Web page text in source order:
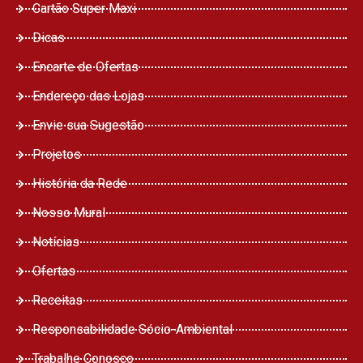
Cartão Super Maxi
Dicas
Encarte de Ofertas
Endereço das Lojas
Envie sua Sugestão
Projetos
História da Rede
Nosso Mural
Notícias
Ofertas
Receitas
Responsabilidade Sócio-Ambiental
Trabalhe Conosco